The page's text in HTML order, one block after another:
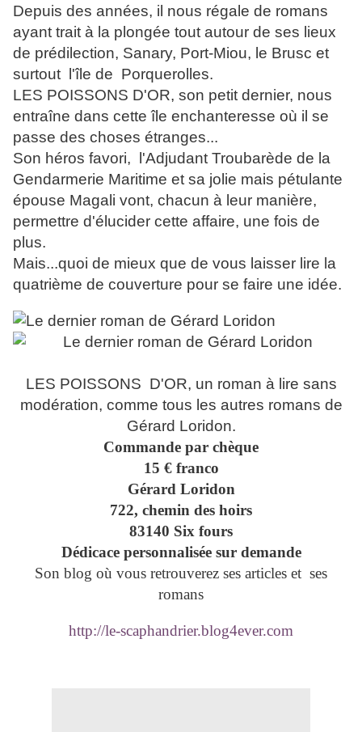
Depuis des années, il nous régale de romans
ayant trait à la plongée tout autour de ses lieux
de prédilection, Sanary, Port-Miou, le Brusc et
surtout l'île de Porquerolles.
LES POISSONS D'OR, son petit dernier, nous
entraîne dans cette île enchanteresse où il se
passe des choses étranges...
Son héros favori, l'Adjudant Troubarède de la
Gendarmerie Maritime et sa jolie mais pétulante
épouse Magali vont, chacun à leur manière,
permettre d'élucider cette affaire, une fois de
plus.
Mais...quoi de mieux que de vous laisser lire la
quatrième de couverture pour se faire une idée.
LES POISSONS D'OR, un roman à lire sans
modération, comme tous les autres romans de
Gérard Loridon.
Commande par chèque
15 € franco
Gérard Loridon
722, chemin des hoirs
83140 Six fours
Dédicace personnalisée sur demande
Son blog où vous retrouverez ses articles et ses
romans
http://le-scaphandrier.blog4ever.com